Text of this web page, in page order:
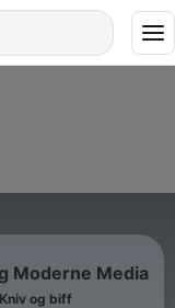
Moderne Media
og biff